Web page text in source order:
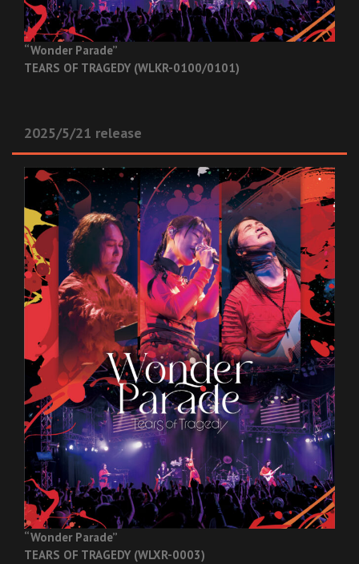
“Wonder Parade”
TEARS OF TRAGEDY (WLKR-0100/0101)
2025/5/21 release
“Wonder Parade”
TEARS OF TRAGEDY (WLXR-0003)